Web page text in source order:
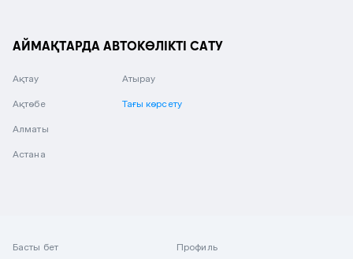
АЙМАҚТАРДА АВТОКӨЛІКТІ САТУ
Ақтау
Ақтөбе
Алматы
Астана
Атырау
Тағы көрсету
Басты бет
Профиль